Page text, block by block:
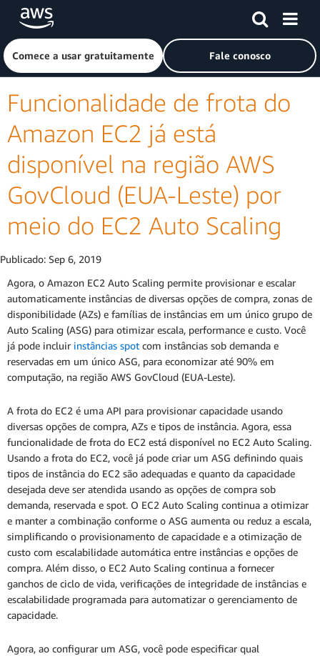
Pular para o conteúdo principal
Clique aqui para voltar à página inicial da Amazon Web
Comece a usar gratuitamente Fale conosco
Funcionalidade de frota do
Amazon EC2 já está
disponível na região AWS
GovCloud (EUA-Leste) por
meio do EC2 Auto Scaling
Publicado: Sep 6, 2019
Agora, o Amazon EC2 Auto Scaling permite provisionar e escalar
automaticamente instâncias de diversas opções de compra, zonas de
disponibilidade (AZs) e famílias de instâncias em um único grupo de
Auto Scaling (ASG) para otimizar escala, performance e custo. Você
já pode incluir instâncias spot com instâncias sob demanda e
reservadas em um único ASG, para economizar até 90% em
computação, na região AWS GovCloud (EUA-Leste).
A frota do EC2 é uma API para provisionar capacidade usando
diversas opções de compra, AZs e tipos de instância. Agora, essa
funcionalidade de frota do EC2 está disponível no EC2 Auto Scaling.
Usando a frota do EC2, você já pode criar um ASG definindo quais
tipos de instância do EC2 são adequadas e quanto da capacidade
desejada deve ser atendida usando as opções de compra sob
demanda, reservada e spot. O EC2 Auto Scaling continua a otimizar
e manter a combinação conforme o ASG aumenta ou reduz a escala,
simplificando o provisionamento de capacidade e a otimização de
custo com escalabilidade automática entre instâncias e opções de
compra. Além disso, o EC2 Auto Scaling continua a fornecer
ganchos de ciclo de vida, verificações de integridade de instâncias e
escalabilidade programada para automatizar o gerenciamento de
capacidade.
Agora, ao configurar um ASG, você pode especificar qual